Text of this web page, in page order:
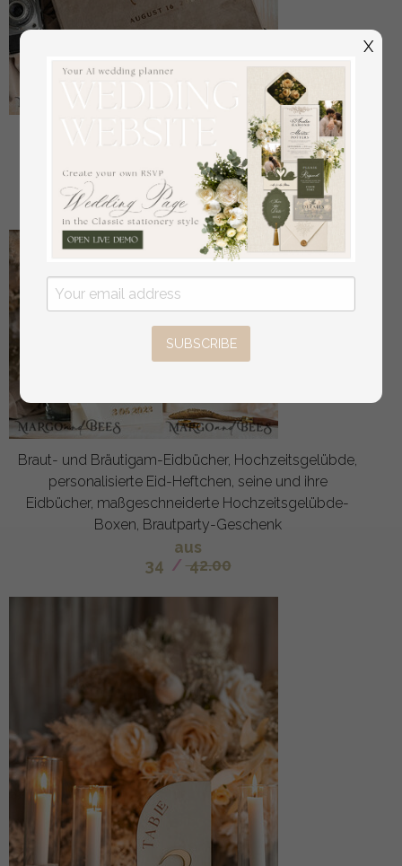
Großes Velvet-Hochzeitsfotoalbum mit Schutzhülle,
Fotoalbum mit schwarzen Hüllen für 500 4x6 Bilder.
aus
108/ 135.00
Braut- und Bräutigam-Eidbücher, Hochzeitsgelübde,
personalisierte Eid-Heftchen, seine und ihre
Eidbücher, maßgeschneiderte Hochzeitsgelübde-
Boxen, Brautparty-Geschenk
aus
34 / 42.00
SUBSCRIBE
X